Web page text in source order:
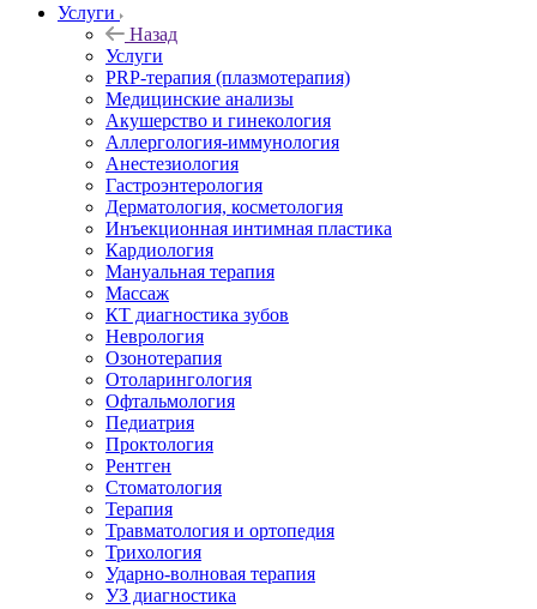
Услуги
Назад
Услуги
PRP-терапия (плазмотерапия)
Медицинские анализы
Акушерство и гинекология
Аллергология-иммунология
Анестезиология
Гастроэнтерология
Дерматология, косметология
Инъекционная интимная пластика
Кардиология
Мануальная терапия
Массаж
КТ диагностика зубов
Неврология
Озонотерапия
Отоларингология
Офтальмология
Педиатрия
Проктология
Рентген
Стоматология
Терапия
Травматология и ортопедия
Трихология
Ударно-волновая терапия
УЗ диагностика